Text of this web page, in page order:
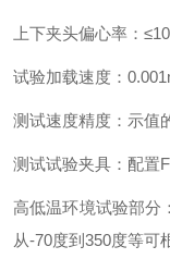
上下夹头偏心率 ： ≤10
试验加载速度 ：
测试速度精度 ： 示值
测试试验夹具 ： 配置
高低温环境试验部分 ：
从-70度到 350度等可